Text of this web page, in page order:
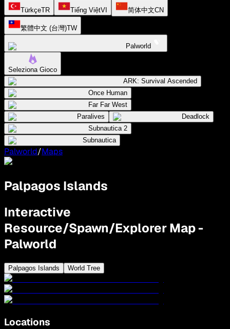
TürkçeTR Tiếng ViệtVI 简体中文CN
繁體中文 (台灣)TW
Palworld
Seleziona Gioco
ARK: Survival Ascended
Once Human
Far Far West
Paralives
Deadlock
Subnautica 2
Subnautica
Palworld/Maps
Palpagos Islands
Interactive
Resource/Spawn/Explorer Map -
Palworld
Palpagos Islands World Tree
Locations